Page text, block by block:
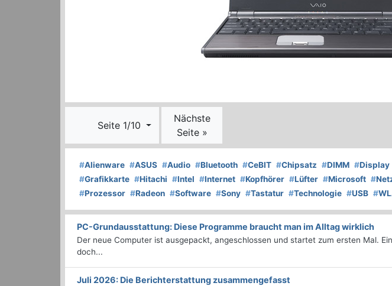
Seite 1/10
Nächste
Seite »
#Alienware #ASUS #Audio #Bluetooth #CeBIT #Chipsatz #DIMM #Display
#Grafikkarte #Hitachi #Intel #Internet #Kopfhörer #Lüfter #Microsoft #
#Prozessor #Radeon #Software #Sony #Tastatur #Technologie #USB #
PC-Grundausstattung: Diese Programme braucht man im Alltag wirklich
Der neue Computer ist ausgepackt, angeschlossen und startet zum ersten Mal.
doch...
Juli 2026: Die Bericht­erstattung zusammengefasst